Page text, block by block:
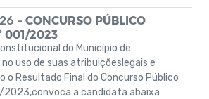
Diário oficial
Portal do Contribuinte
PNAB 2026
-CONCURSO PÚBLICO
001/2023
do Município de
uso de suas atribuiçõeslegais e
o Resultado Final do Concurso Público
2023,convoca a candidata abaixa